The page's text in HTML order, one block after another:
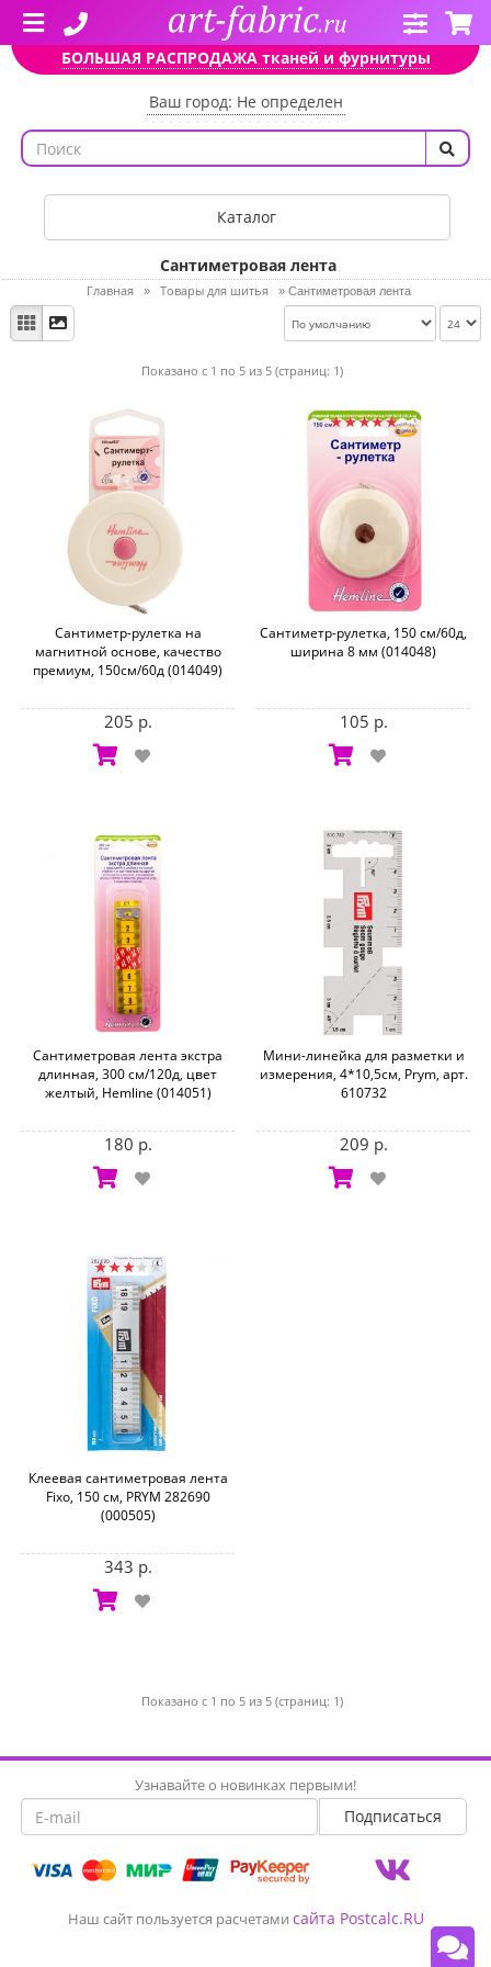
БОЛЬШАЯ РАСПРОДАЖА тканей и фурнитуры
Ваш город: Не определен
Каталог
Сантиметровая лента
Главная » Товары для шитья » Сантиметровая лента
Показано с 1 по 5 из 5 (страниц: 1)
Сантиметр-рулетка на
магнитной основе, качество
премиум, 150см/60д (014049)
205 р.
Сантиметр-рулетка, 150 см/60д,
ширина 8 мм (014048)
105 р.
Сантиметровая лента экстра
длинная, 300 cм/120д, цвет
желтый, Hemline (014051)
180 р.
Мини-линейка для разметки и
измерения, 4*10,5см, Prym, арт.
610732
209 р.
Клеевая сантиметровая лента
Fixo, 150 см, PRYM 282690
(000505)
343 р.
Показано с 1 по 5 из 5 (страниц: 1)
Узнавайте о новинках первыми!
Наш сайт пользуется расчетами сайта Postcalc.RU